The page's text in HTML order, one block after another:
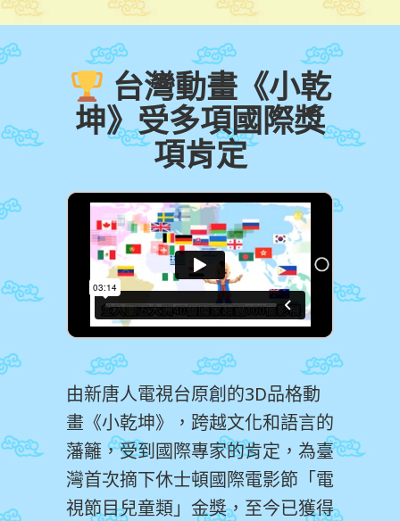
台灣動畫《小乾
坤》受多項國際獎
項肯定
由新唐人電視台原創的3D品格動
畫《小乾坤》，跨越文化和語言的
藩籬，受到國際專家的肯定，為臺
灣首次摘下休士頓國際電影節「電
視節目兒童類」金獎，至今已獲得